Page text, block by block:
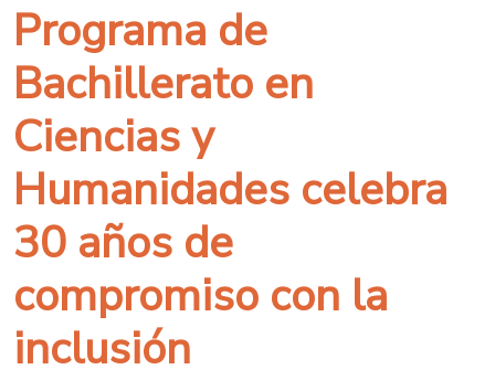
Programa de
Bachillerato en
Ciencias y
Humanidades celebra
30 años de
compromiso con la
inclusión